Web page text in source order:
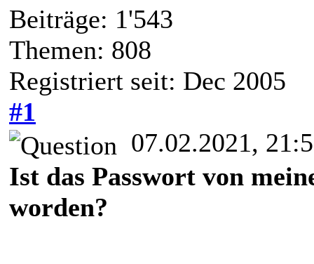
Beiträge: 1'543
Themen: 808
Registriert seit: Dec 2005
#1
07.02.2021,
Ist das Passwort von
worden?